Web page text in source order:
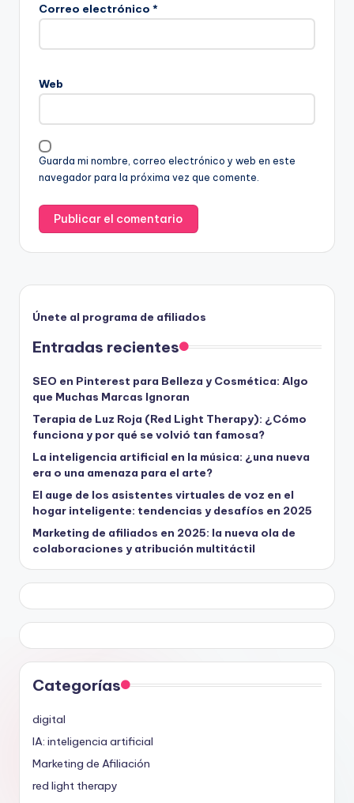
Correo electrónico *
Web
Guarda mi nombre, correo electrónico y web en este
navegador para la próxima vez que comente.
Únete al programa de afiliados
Entradas recientes
SEO en Pinterest para Belleza y Cosmética: Algo
que Muchas Marcas Ignoran
Terapia de Luz Roja (Red Light Therapy): ¿Cómo
funciona y por qué se volvió tan famosa?
La inteligencia artificial en la música: ¿una nueva
era o una amenaza para el arte?
El auge de los asistentes virtuales de voz en el
hogar inteligente: tendencias y desafíos en 2025
Marketing de afiliados en 2025: la nueva ola de
colaboraciones y atribución multitáctil
Categorías
digital
IA: inteligencia artificial
Marketing de Afiliación
red light therapy